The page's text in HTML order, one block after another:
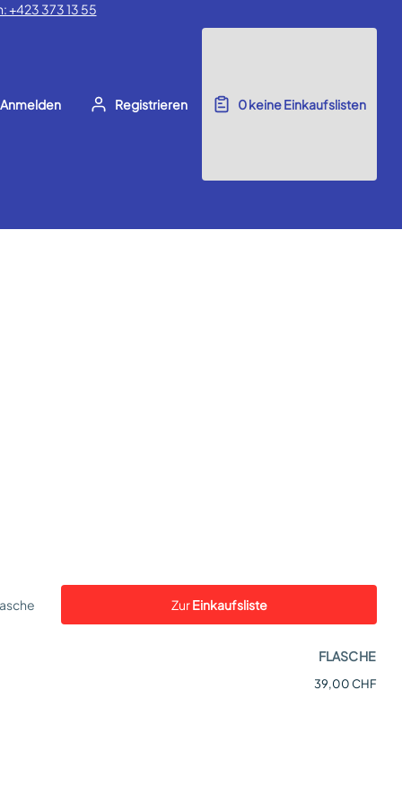
+423 373 13 55
Anmelden Registrieren 0keine Einkaufslisten
ZurEinkaufsliste
FLASCHE
39,00 CHF